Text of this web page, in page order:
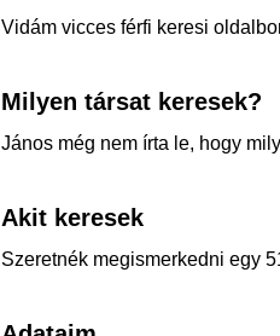
Vidám vicces férfi keresi
Milyen társat keresek?
János még nem írta le, hogy
Akit keresek
Szeretnék megismerkedni egy